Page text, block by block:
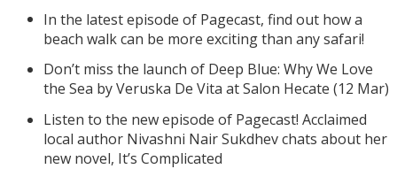
In the latest episode of Pagecast, find out how a
beach walk can be more exciting than any safari!
Don’t miss the launch of Deep Blue: Why We Love
the Sea by Veruska De Vita at Salon Hecate (12 Mar)
Listen to the new episode of Pagecast! Acclaimed
local author Nivashni Nair Sukdhev chats about her
new novel, It’s Complicated